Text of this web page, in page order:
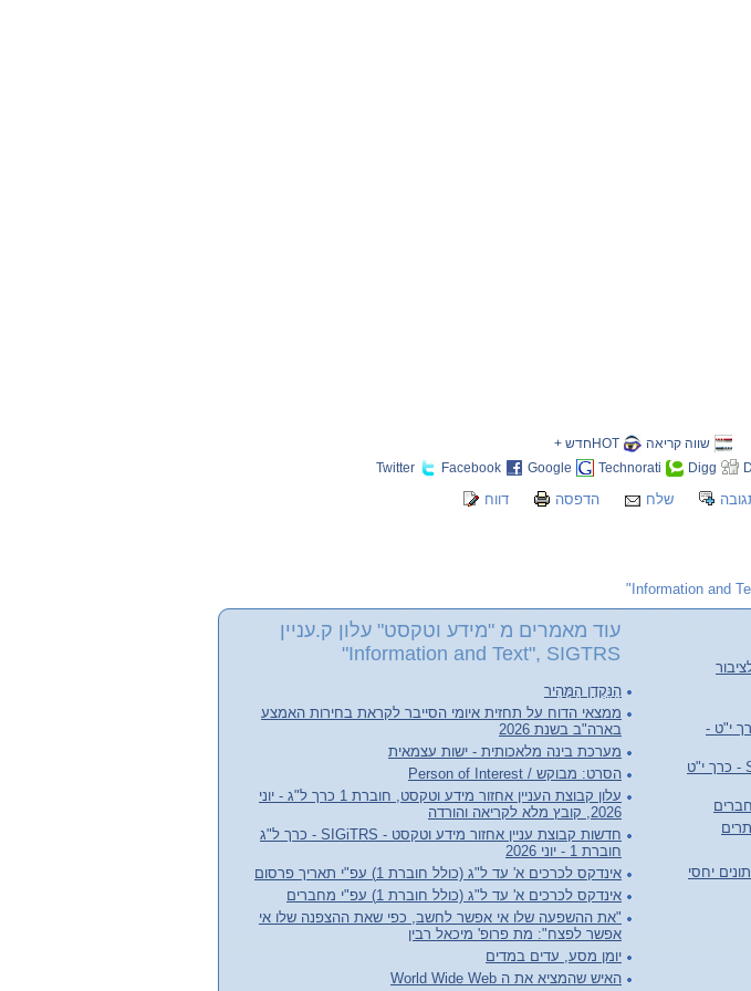
שווה קריאה
HOTחדש +
Digg
Technorati
Google
Facebook
Twitter
שלח הדפסה דווח
העניין אחזור מידע וטקסט, חוברת 2 כרך י"ט -
חדשות קבוצת עניין אחזור מידע וטקסט - SIGiTRS - כרך י"ט
עוד מאמרים מ "מידע וטקסט" עלון ק.עניין
Information and Text", SIGTRS"
הַנַּקְדָן הַמָּהִיר
ממצאי הדוח על תחזית איומי הסייבר לקראת בחירות האמצע
בארה"ב בשנת 2026
מערכת בינה מלאכותית - ישות עצמאית
הסרט: מבוקש / Person of Interest
עלון קבוצת העניין אחזור מידע וטקסט, חוברת 1 כרך ל"ג - יוני
2026, קובץ מלא לקריאה והורדה
חדשות קבוצת עניין אחזור מידע וטקסט - SIGiTRS - כרך ל"ג
חוברת 1 - יוני 2026
אינדקס לכרכים א' עד ל"ג (כולל חוברת 1) עפ"י תאריך פרסום
אינדקס לכרכים א' עד ל"ג (כולל חוברת 1) עפ"י מחברים
"את ההשפעה שלו אי אפשר לחשב, כפי שאת ההצפנה שלו אי
אפשר לפצח": מת פרופ' מיכאל רבין
יומן מסע, עדים במדים
האיש שהמציא את ה World Wide Web